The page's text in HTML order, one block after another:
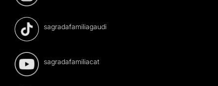
sagradafamiliagaudi
sagradafamiliacat